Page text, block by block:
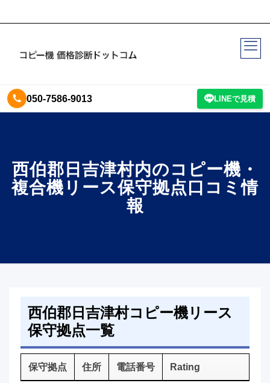
050-7586-9013 LINEで見積
西伯郡日吉津村内のコピー機・
複合機リース保守拠点口コミ情
報
西伯郡日吉津村コピー機リース
保守拠点一覧
保守拠点 住所 電話番号 Rating